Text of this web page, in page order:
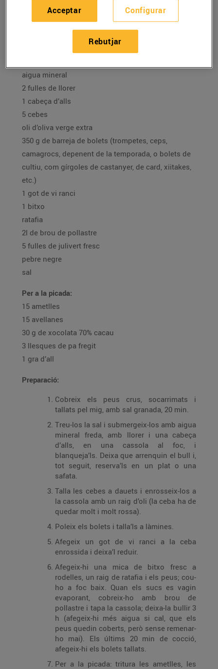
4 peus de porc tallats pel mig
aigua mineral
2 fulles de llorer
1 cabeça d’alls
5 cebes
oli d’oliva verge extra
350 g de barreja de bolets (trompetes, ceps,
camagrocs, depenent de la temporada, o bolets de
cultiu, com gírgoles de castanyer, de card, xiitakes,
etc.)
1 got de vi ranci
1 bitxo
ratafia
2l de brou de pollastre
5 fulles de julivert fresc
pebre negre
sal
Per a la picada:
15 ametlles
15 avellanes
30 g de xocolata 70% cacau
3 llesques de pa fregit
1 gra d’all
Preparació:
Cobreix els peus crus, socarrimats i
tallats pel mig, amb sal granada, 20 min.
Treu-los la sal i submergeix-los amb aigua
mineral freda, amb llorer i una cabeça
d’alls, en una cassola al foc, i
blanqueja’ls. Deixa que arrenquin el bull i,
tot seguit, reserva’ls en un plat o una
safata.
Talla les cebes a dauets i enrosseix-los a
la cassola amb un raig d’oli (la ceba ha de
quedar molt i molt rossa).
Poleix els bolets i talla’ls a làmines.
Afegeix un got de vi ranci a la ceba
enrossida i deixa’l reduir.
Afegeix-hi una mica de bitxo fresc a
rodelles, un raig de ratafia i els peus; cou-
ho a foc baix. Quan els sucs es vagin
evaporant, cobreix-ho amb brou de
pollastre i tapa la cassola; deixa-la bullir 3
h (afegeix-hi més aigua si cal, que els
peus quedin coberts, però sense remenar-
ho mai). Els últims 20 min de cocció,
afegeix-hi els bolets tallats.
Per a la picada: tritura les ametlles, les
Configurar
Rebutjar
Acceptar